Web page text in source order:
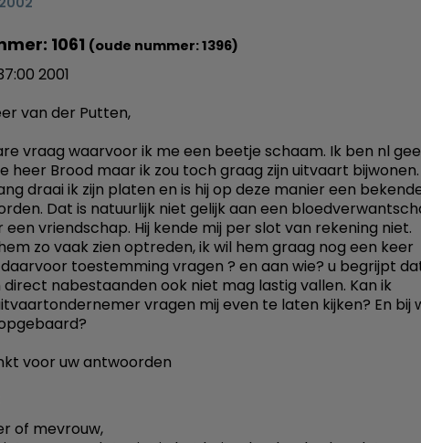
1061 (oude nummer: 1396)
2001
van der Putten,
vraag waarvoor ik me een beetje schaam. Ik ben nl
heer Brood maar ik zou toch graag zijn uitvaart bijwonen.
draai ik zijn platen en is hij op deze manier een
Dat is natuurlijk niet gelijk aan een
vriendschap. Hij kende mij per slot van rekening niet.
zo vaak zien optreden, ik wil hem graag nog een keer
daarvoor toestemming vragen ? en aan wie? u begrijpt
nabestaanden ook niet mag lastig vallen. Kan ik
vragen mij even te laten kijken? En bij
voor uw antwoorden
of mevrouw,